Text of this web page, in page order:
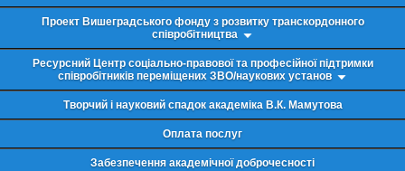
Проект Вишеградського фонду з розвитку транскордонного
співробітництва
Ресурсний Центр соціально-правової та професійної підтримки
співробітників переміщених ЗВО/наукових установ
Творчий і науковий спадок академіка В.К. Мамутова
Оплата послуг
Забезпечення академічної доброчесності